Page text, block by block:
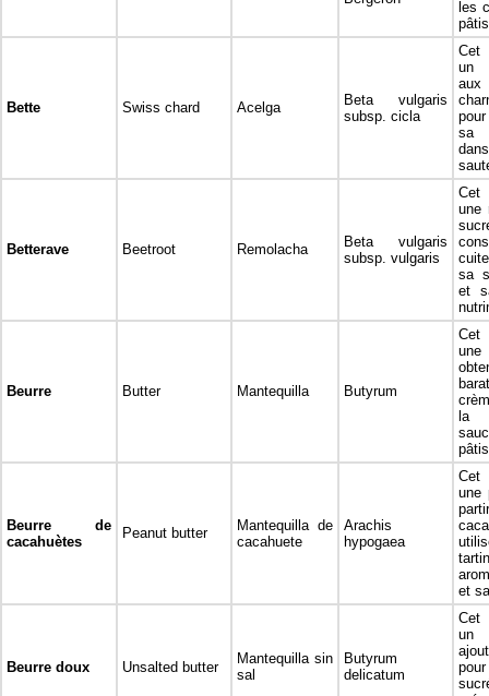
les
Bette Swiss chard Acelga
Beta vulgaris
subsp. cicla
Cet
un
sa
Betterave Beetroot Remolacha
Beta vulgaris
subsp. vulgaris
Cet
une
sa
et
Beurre Butter Mantequilla Butyrum
Cet
une
la
Beurre de
cacahuètes
Peanut butter
Mantequilla de
cacahuete
Arachis
hypogaea
Cet
une
et
Beurre doux Unsalted butter
Mantequilla sin
sal
Butyrum
delicatum
Cet
un